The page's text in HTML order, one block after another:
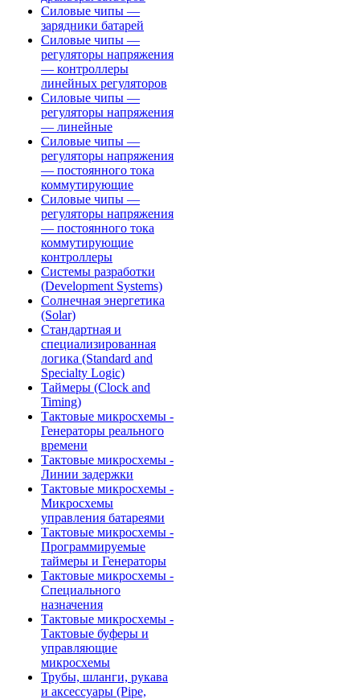
Силовые чипы —
зарядники батарей
Силовые чипы —
регуляторы напряжения
— контроллеры
линейных регуляторов
Силовые чипы —
регуляторы напряжения
— линейные
Силовые чипы —
регуляторы напряжения
— постоянного тока
коммутирующие
Силовые чипы —
регуляторы напряжения
— постоянного тока
коммутирующие
контроллеры
Системы разработки
(Development Systems)
Солнечная энергетика
(Solar)
Стандартная и
специализированная
логика (Standard and
Specialty Logic)
Таймеры (Clock and
Timing)
Тактовые микросхемы -
Генераторы реального
времени
Тактовые микросхемы -
Линии задержки
Тактовые микросхемы -
Микросхемы
управления батареями
Тактовые микросхемы -
Программируемые
таймеры и Генераторы
Тактовые микросхемы -
Специального
назначения
Тактовые микросхемы -
Тактовые буферы и
управляющие
микросхемы
Трубы, шланги, рукава
и аксессуары (Pipe,